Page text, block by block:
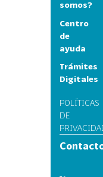
somos?
Centro
de
ayuda
Trámites
Digitales
POLÍTICAS
DE